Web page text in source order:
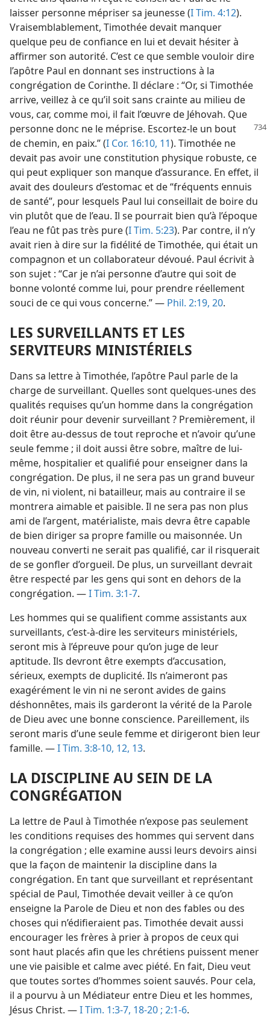
laisser personne mépriser sa jeunesse (I Tim. 4:12).
Vraisemblablement, Timothée devait manquer
quelque peu de confiance en lui et devait hésiter à
affirmer son autorité. C’est ce que semble vouloir dire
l’apôtre Paul en donnant ses instructions à la
congrégation de Corinthe. Il déclare : “Or, si Timothée
arrive, veillez à ce qu’il soit sans crainte au milieu de
vous, car, comme moi, il fait l’œuvre de Jéhovah. Que
personne donc ne le méprise. Escortez-​le un bout
de chemin, en paix.” (I Cor. 16:10, 11). Timothée ne
devait pas avoir une constitution physique robuste, ce
qui peut expliquer son manque d’assurance. En effet, il
avait des douleurs d’estomac et de “fréquents ennuis
de santé”, pour lesquels Paul lui conseillait de boire du
vin plutôt que de l’eau. Il se pourrait bien qu’à l’époque
l’eau ne fût pas très pure (I Tim. 5:23). Par contre, il n’y
avait rien à dire sur la fidélité de Timothée, qui était un
compagnon et un collaborateur dévoué. Paul écrivit à
son sujet : “Car je n’ai personne d’autre qui soit de
bonne volonté comme lui, pour prendre réellement
souci de ce qui vous concerne.” — Phil. 2:19, 20.
LES SURVEILLANTS ET LES
SERVITEURS MINISTÉRIELS
Dans sa lettre à Timothée, l’apôtre Paul parle de la
charge de surveillant. Quelles sont quelques-unes des
qualités requises qu’un homme dans la congrégation
doit réunir pour devenir surveillant ? Premièrement, il
doit être au-dessus de tout reproche et n’avoir qu’une
seule femme ; il doit aussi être sobre, maître de lui-​
même, hospitalier et qualifié pour enseigner dans la
congrégation. De plus, il ne sera pas un grand buveur
de vin, ni violent, ni batailleur, mais au contraire il se
montrera aimable et paisible. Il ne sera pas non plus
ami de l’argent, matérialiste, mais devra être capable
de bien diriger sa propre famille ou maisonnée. Un
nouveau converti ne serait pas qualifié, car il risquerait
de se gonfler d’orgueil. De plus, un surveillant devrait
être respecté par les gens qui sont en dehors de la
congrégation. —I Tim. 3:1-7.
Les hommes qui se qualifient comme assistants aux
surveillants, c’est-à-dire les serviteurs ministériels,
seront mis à l’épreuve pour qu’on juge de leur
aptitude. Ils devront être exempts d’accusation,
sérieux, exempts de duplicité. Ils n’aimeront pas
exagérément le vin ni ne seront avides de gains
déshonnêtes, mais ils garderont la vérité de la Parole
de Dieu avec une bonne conscience. Pareillement, ils
seront maris d’une seule femme et dirigeront bien leur
famille. —I Tim. 3:8-10, 12, 13.
LA DISCIPLINE AU SEIN DE LA
CONGRÉGATION
La lettre de Paul à Timothée n’expose pas seulement
les conditions requises des hommes qui servent dans
la congrégation ; elle examine aussi leurs devoirs ainsi
que la façon de maintenir la discipline dans la
congrégation. En tant que surveillant et représentant
spécial de Paul, Timothée devait veiller à ce qu’on
enseigne la Parole de Dieu et non des fables ou des
choses qui n’édifieraient pas. Timothée devait aussi
encourager les frères à prier à propos de ceux qui
sont haut placés afin que les chrétiens puissent mener
une vie paisible et calme avec piété. En fait, Dieu veut
que toutes sortes d’hommes soient sauvés. Pour cela,
il a pourvu à un Médiateur entre Dieu et les hommes,
Jésus Christ. —I Tim. 1:3-7, 18-20 ; 2:1-6.